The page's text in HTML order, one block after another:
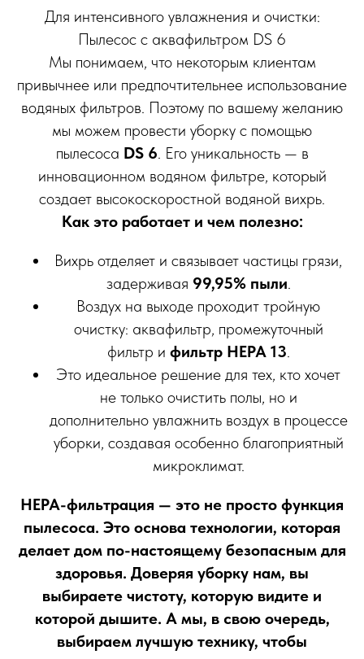
Для интенсивного увлажнения и очистки:
Пылесос с аквафильтром DS 6
Мы понимаем, что некоторым клиентам
привычнее или предпочтительнее использование
водяных фильтров. Поэтому по вашему желанию
мы можем провести уборку с помощью
пылесоса DS 6. Его уникальность — в
инновационном водяном фильтре, который
создает высокоскоростной водяной вихрь.
Как это работает и чем полезно:
Вихрь отделяет и связывает частицы грязи,
задерживая 99,95% пыли.
Воздух на выходе проходит тройную
очистку: аквафильтр, промежуточный
фильтр и фильтр HEPA 13.
Это идеальное решение для тех, кто хочет
не только очистить полы, но и
дополнительно увлажнить воздух в процессе
уборки, создавая особенно благоприятный
микроклимат.
HEPA-фильтрация — это не просто функция
пылесоса. Это основа технологии, которая
делает дом по-настоящему безопасным для
здоровья. Доверяя уборку нам, вы
выбираете чистоту, которую видите и
которой дышите. А мы, в свою очередь,
выбираем лучшую технику, чтобы